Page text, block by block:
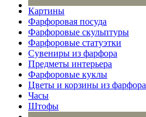
Картины
Фарфоровая посуда
Фарфоровые скульптуры
Фарфоровые статуэтки
Сувениры из фарфора
Предметы интерьера
Фарфоровые куклы
Цветы и корзины из фарфора
Часы
Штофы